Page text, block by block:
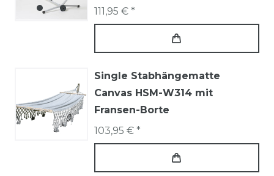
111,95 € *
Single Stabhängematte
Canvas HSM-W314 mit
Fransen-Borte
103,95 € *